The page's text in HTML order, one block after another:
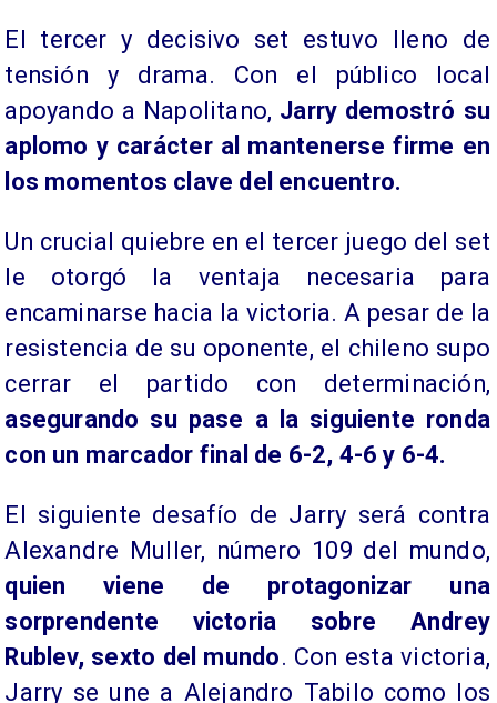
El tercer y decisivo set estuvo lleno de
tensión y drama. Con el público local
apoyando a Napolitano, Jarry demostró su
aplomo y carácter al mantenerse firme en
los momentos clave del encuentro.
Un crucial quiebre en el tercer juego del set
le otorgó la ventaja necesaria para
encaminarse hacia la victoria. A pesar de la
resistencia de su oponente, el chileno supo
cerrar el partido con determinación,
asegurando su pase a la siguiente ronda
con un marcador final de 6-2, 4-6 y 6-4.
El siguiente desafío de Jarry será contra
Alexandre Muller, número 109 del mundo,
quien viene de protagonizar una
sorprendente victoria sobre Andrey
Rublev, sexto del mundo. Con esta victoria,
Jarry se une a Alejandro Tabilo como los